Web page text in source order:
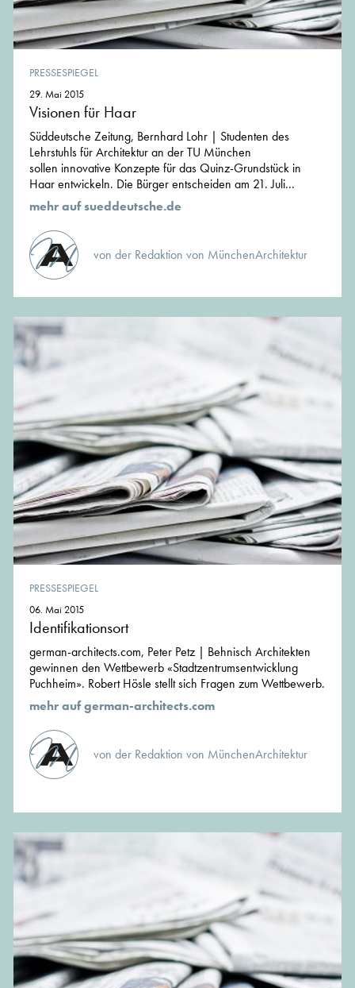
PRESSESPIEGEL
29. Mai 2015
Visionen für Haar
Süddeutsche Zeitung, Bernhard Lohr | Studenten des
Lehrstuhls für Architektur an der TU München
sollen innovative Konzepte für das Quinz-Grundstück in
Haar entwickeln. Die Bürger entscheiden am 21. Juli...
mehr auf sueddeutsche.de
von der Redaktion von MünchenArchitektur
PRESSESPIEGEL
06. Mai 2015
Identifikationsort
german-architects.com, Peter Petz | Behnisch Architekten
gewinnen den Wettbewerb «Stadtzentrumsentwicklung
Puchheim». Robert Hösle stellt sich Fragen zum Wettbewerb.
mehr auf german-architects.com
von der Redaktion von MünchenArchitektur